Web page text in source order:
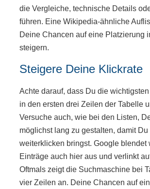
die Vergleiche, technische Details
führen. Eine Wikipedia-ähnliche
Deine Chancen auf eine Platzierung
steigern.
Steigere Deine Klickrate
Achte darauf, dass Du die
in den ersten drei Zeilen der Tabelle
Versuche auch, wie bei den Listen,
möglichst lang zu gestalten, damit Du
weiterklicken bringst. Google blendet
Einträge auch hier aus und verlinkt
Oftmals zeigt die Suchmaschine bei
vier Zeilen an. Deine Chancen auf